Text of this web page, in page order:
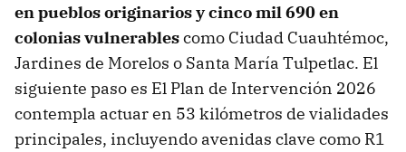
en pueblos originarios y cinco mil 690 en
colonias vulnerablescomo Ciudad Cuauhtémoc,
Jardines de Morelos o Santa María Tulpetlac. El
siguiente paso es El Plan de Intervención 2026
contempla actuar en 53 kilómetros de vialidades
principales, incluyendo avenidas clave como R1